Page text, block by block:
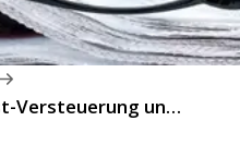
38/2011 Lobbyerfolge bei Ist-Versteuerung und elektronischer Rechnung